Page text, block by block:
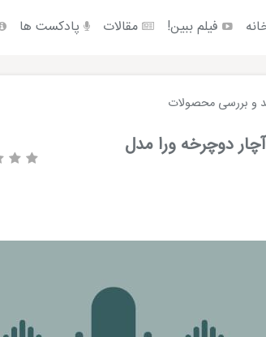
فیلم ببین! مقالات پادکست ها
و بررسی محصولات
40 عددی آچار دوچرخه ورا مدل